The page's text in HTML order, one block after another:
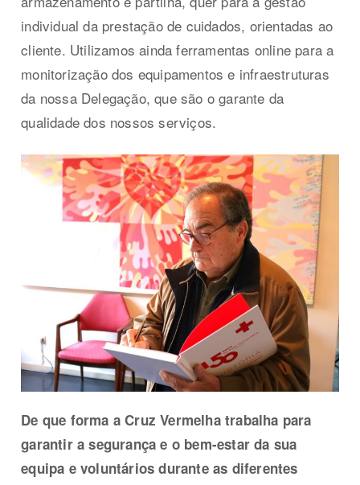
individual da prestação de cuidados, orientadas ao
cliente. Utilizamos ainda ferramentas online para a
monitorização dos equipamentos e infraestruturas
da nossa Delegação, que são o garante da
qualidade dos nossos serviços.
De que forma a Cruz Vermelha trabalha para
garantir a segurança e o bem-estar da sua
equipa e voluntários durante as diferentes